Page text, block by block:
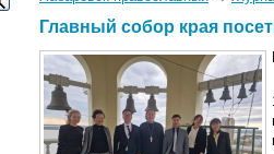
Главный собор края